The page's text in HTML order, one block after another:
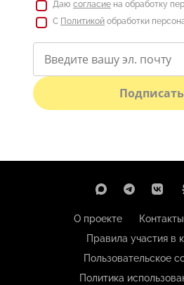
Даю согласие на обработку
С Политикой обработки
О проекте Контакты
Правила участия в
Пользовательское
Политика